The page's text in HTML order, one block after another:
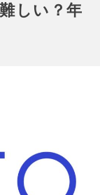
しい？年